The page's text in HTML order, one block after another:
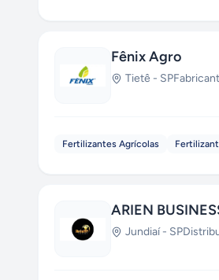
Fênix Agro
Tietê - SP
Fertilizantes Agrícolas
ARIEN
Jundiaí- SP